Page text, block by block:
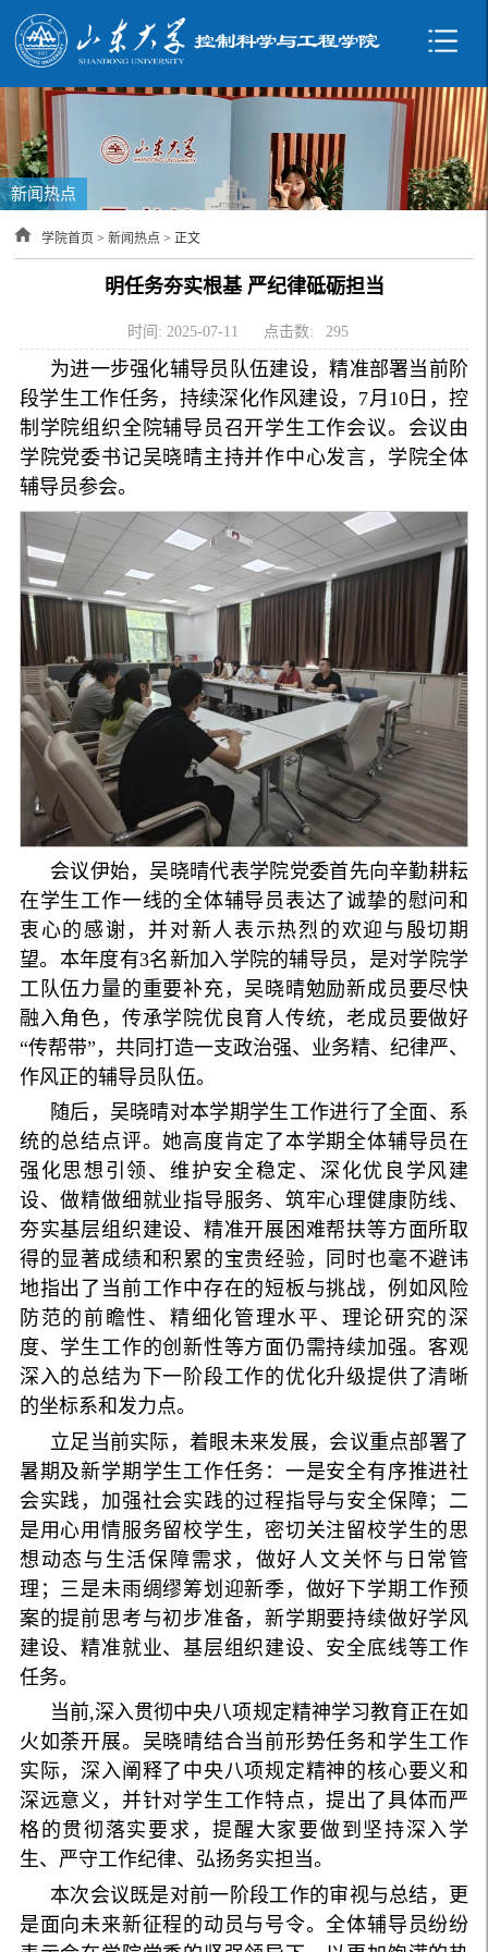
新闻热点
学院首页 >新闻热点 > 正文
明任务夯实根基 严纪律砥砺担当
时间: 2025-07-11 点击数: 295
为进一步强化辅导员队伍建设，精准部署当前阶
段学生工作任务，持续深化作风建设，7月10日，控
制学院组织全院辅导员召开学生工作会议。会议由
学院党委书记吴晓晴主持并作中心发言，学院全体
辅导员参会。
会议伊始，吴晓晴代表学院党委首先向辛勤耕耘
在学生工作一线的全体辅导员表达了诚挚的慰问和
衷心的感谢，并对新人表示热烈的欢迎与殷切期
望。本年度有3名新加入学院的辅导员，是对学院学
工队伍力量的重要补充，吴晓晴勉励新成员要尽快
融入角色，传承学院优良育人传统，老成员要做好
“传帮带”，共同打造一支政治强、业务精、纪律严、
作风正的辅导员队伍。
随后，吴晓晴对本学期学生工作进行了全面、系
统的总结点评。她高度肯定了本学期全体辅导员在
强化思想引领、维护安全稳定、深化优良学风建
设、做精做细就业指导服务、筑牢心理健康防线、
夯实基层组织建设、精准开展困难帮扶等方面所取
得的显著成绩和积累的宝贵经验，同时也毫不避讳
地指出了当前工作中存在的短板与挑战，例如风险
防范的前瞻性、精细化管理水平、理论研究的深
度、学生工作的创新性等方面仍需持续加强。客观
深入的总结为下一阶段工作的优化升级提供了清晰
的坐标系和发力点。
立足当前实际，着眼未来发展，会议重点部署了
暑期及新学期学生工作任务：一是安全有序推进社
会实践，加强社会实践的过程指导与安全保障；二
是用心用情服务留校学生，密切关注留校学生的思
想动态与生活保障需求，做好人文关怀与日常管
理；三是未雨绸缪筹划迎新季，做好下学期工作预
案的提前思考与初步准备，新学期要持续做好学风
建设、精准就业、基层组织建设、安全底线等工作
任务。
当前,深入贯彻中央八项规定精神学习教育正在如
火如荼开展。吴晓晴结合当前形势任务和学生工作
实际，深入阐释了中央八项规定精神的核心要义和
深远意义，并针对学生工作特点，提出了具体而严
格的贯彻落实要求，提醒大家要做到坚持深入学
生、严守工作纪律、弘扬务实担当。
本次会议既是对前一阶段工作的审视与总结，更
是面向未来新征程的动员与号令。全体辅导员纷纷